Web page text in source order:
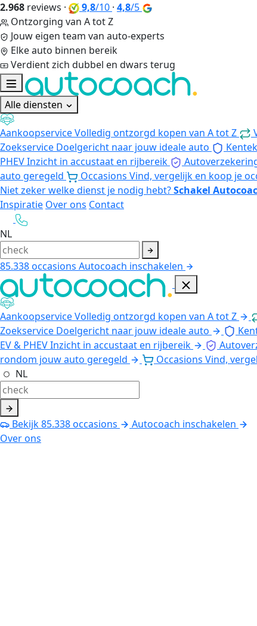
2.968 reviews · 9,8/10 · 4,8/5
Ontzorging van A tot Z
Jouw eigen team van auto-experts
Elke auto binnen bereik
Verdient zich dubbel en dwars terug
Alle diensten
AankoopserviceVolledig ontzorgd kopen van A tot Z
Zoekservice Doelgericht naar jouw ideale auto
PHEVInzicht in accustaat en rijbereik
auto geregeld
Occasions Vind, vergelijk en koop je
Niet zeker welke dienst je nodig hebt?Schakel
Inspiratie Over ons Contact
NL
85.338occasions Autocoach inschakelen
AankoopserviceVolledig ontzorgd kopen van A tot Z
Zoekservice Doelgericht naar jouw ideale auto
EV & PHEVInzicht in accustaat en rijbereik
rondom jouw auto geregeld
Occasions Vind,
NL
Bekijk85.338occasions
Autocoach inschakelen
Over ons